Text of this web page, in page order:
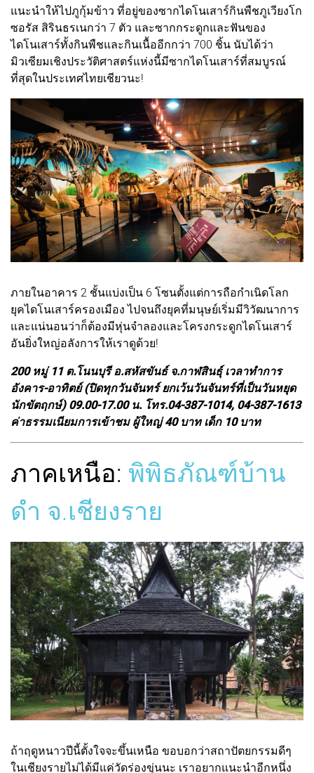
แนะนำให้ไปภูกุ้มข้าว ที่อยู่ของซากไดโนเสาร์กินพืชภูเวียงโก
ซอรัส สิรินธรเนกว่า 7 ตัว และซากกระดูกและฟันของ
ไดโนเสาร์ทั้งกินพืชและกินเนื้ออีกกว่า 700 ชิ้น นับได้ว่า
มิวเซียมเชิงประวัติศาสตร์แห่งนี้มีซากไดโนเสาร์ที่สมบูรณ์
ที่สุดในประเทศไทยเชียวนะ!
ภายในอาคาร 2 ชั้นแบ่งเป็น 6 โซนตั้งแต่การถือกำเนิดโลก
ยุคไดโนเสาร์ครองเมือง ไปจนถึงยุคที่มนุษย์เริ่มมีวิวัฒนาการ
และแน่นอนว่าก็ต้องมีหุ่นจำลองและโครงกระดูกไดโนเสาร์
อันยิ่งใหญ่อลังการให้เราดูด้วย!
200 หมู่ 11 ต.โนนบุรี อ.สหัสขันธ์ จ.กาฬสินธุ์ เวลาทำการ
อังคาร-อาทิตย์ (ปิดทุกวันจันทร์ ยกเว้นวันจันทร์ที่เป็นวันหยุด
นักขัตฤกษ์) 09.00-17.00 น. โทร.04-387-1014, 04-387-1613
ค่าธรรมเนียมการเข้าชม ผู้ใหญ่ 40 บาท เด็ก 10 บาท
ภาคเหนือ: พิพิธภัณฑ์บ้าน
ดำ จ.เชียงราย
ถ้าฤดูหนาวปีนี้ตั้งใจจะขึ้นเหนือ ขอบอกว่าสถาปัตยกรรมดีๆ
ในเชียงรายไม่ได้มีแค่วัดร่องขุ่นนะ เราอยากแนะนำอีกหนึ่ง